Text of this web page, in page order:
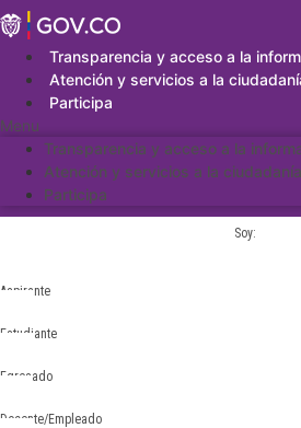
Saltar
al
contenidoTransparencia y acceso a la
Atención y servicios a la
Participa
Menu
Transparencia y acceso a la
Atención y servicios a la ciudadanía
Participa
Soy:
Aspirante
Estudiante
Egresado
Docente/Empleado